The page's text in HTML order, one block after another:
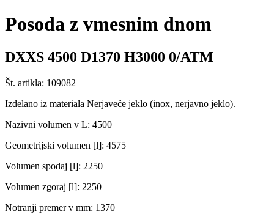
Posoda z vmesnim dnom
DXXS 4500 D1370 H3000 0/ATM
Št. artikla: 109082
Izdelano iz materiala Nerjaveče jeklo (inox, nerjavno jeklo).
Nazivni volumen v L: 4500
Geometrijski volumen [l]: 4575
Volumen spodaj [l]: 2250
Volumen zgoraj [l]: 2250
Notranji premer v mm: 1370